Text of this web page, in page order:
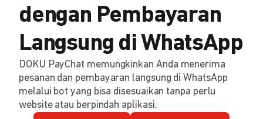
dengan Pembayaran
Langsung di WhatsApp
DOKU PayChat memungkinkan Anda menerima
pesanan dan pembayaran langsung di WhatsApp
melalui bot yang bisa disesuaikan tanpa perlu
website atau berpindah aplikasi.